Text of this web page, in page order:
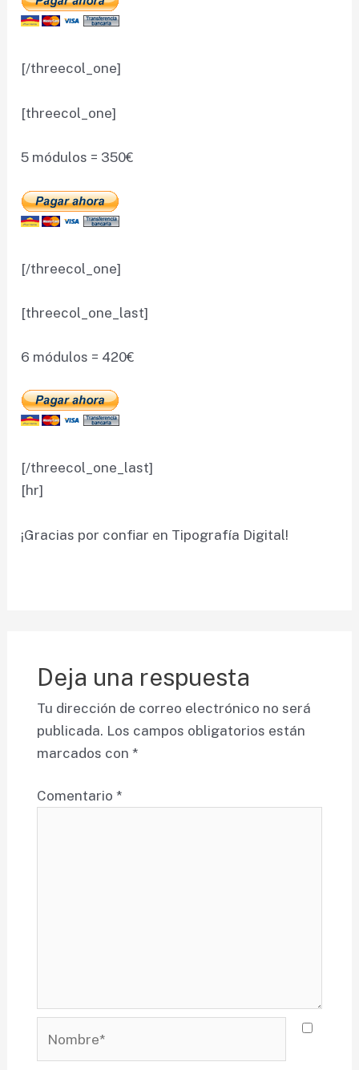
[/threecol_one]
[threecol_one]
5 módulos = 350€
[/threecol_one]
[threecol_one_last]
6 módulos = 420€
[/threecol_one_last]
[hr]
¡Gracias por confiar en Tipografía Digital!
Deja una respuesta
Tu dirección de correo electrónico no será
publicada. Los campos obligatorios están
marcados con *
Comentario *